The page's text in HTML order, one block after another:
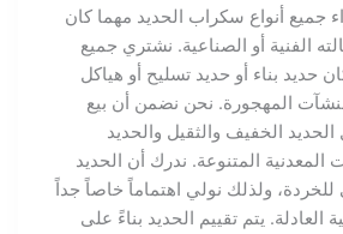
أنواع سكراب الحديد مهما كان
الفنية أو الصناعية. نشتري جميع
حديد بناء أو حديد تسليح أو هياكل
المهجورة. نحن نضمن أن بيع
الخفيف والثقيل والحديد
المتنوعة. ندرك أن الحديد
ولذلك نولي اهتماماً خاصاً جداً
العادلة. يتم تقييم الحديد بناءً على